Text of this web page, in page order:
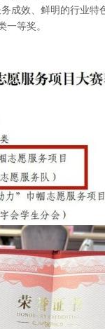
成效、鲜明的行业特
一等奖。